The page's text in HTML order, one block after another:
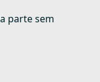
parte sem